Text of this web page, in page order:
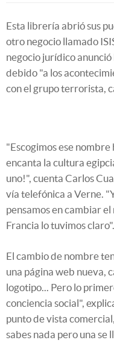
Esta librería abrió sus
otro negocio llamado
negocio jurídico anunció
debido "a los
con el grupo terrorista,
"Escogimos ese
encanta la cultura
uno!", cuenta Carlos
vía telefónica a Verne.
pensamos en cambiar
Francia lo tuvimos claro".
El cambio de nombre
una página web nueva,
logotipo... Pero lo
conciencia social",
punto de vista
sabes nada pero una se